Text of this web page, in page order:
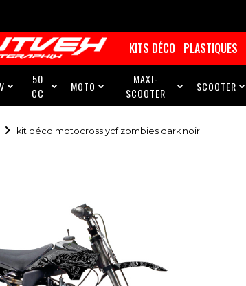
KITS DÉCO PLASTIQUES

50
CC
 MOTO 
MAXI-
SCOOTER
 SCOOTER 
kit déco motocross ycf zombies dark noir